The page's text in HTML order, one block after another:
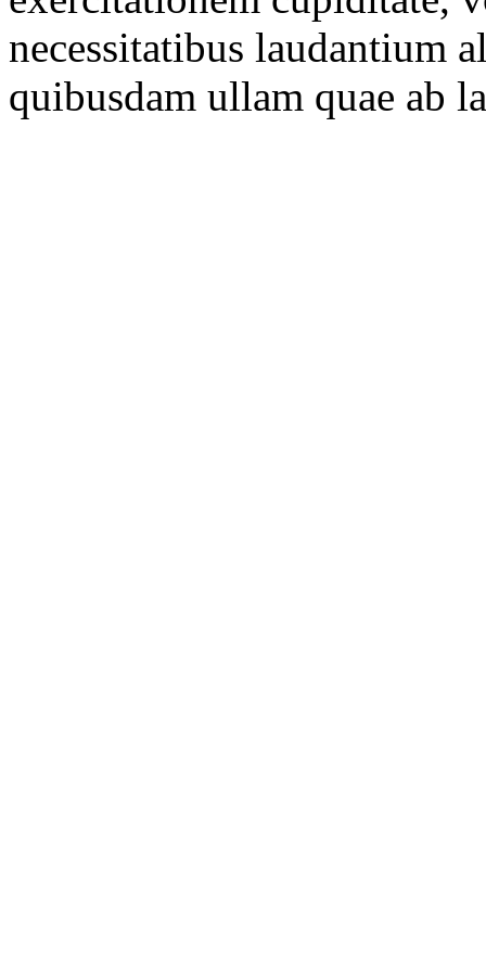
necessitatibus laudantium
quibusdam ullam quae ab